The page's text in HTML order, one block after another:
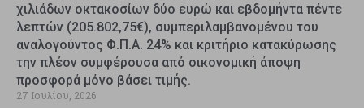
χιλιάδων οκτακοσίων δύο ευρώ και εβδομήντα πέντε
λεπτών (205.802,75€), συμπεριλαμβανομένου του
αναλογούντος Φ.Π.Α. 24% και κριτήριο κατακύρωσης
την πλέον συμφέρουσα από οικονομική άποψη
προσφορά μόνο βάσει τιμής.
27 Ιουλίου, 2026